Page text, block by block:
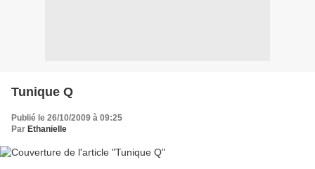
Tunique Q
Publié le 26/10/2009 à 09:25
Par Ethanielle